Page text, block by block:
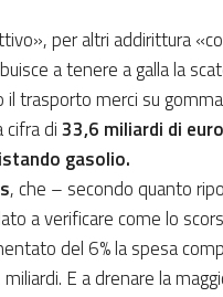
per altri addirittura
a tenere a galla la
trasporto merci su
cifra di33,6 miliardi di
gasolio.
, che – secondo quanto
a verificare come lo
del 6% la spesa
E a drenare la